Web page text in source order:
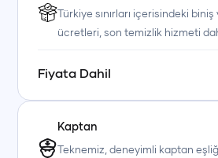
Türkiye sınırları içerisindeki
ücretleri, son temizlik hizmeti
Fiyata Dahil
Kaptan
Teknemiz, deneyimli kaptan